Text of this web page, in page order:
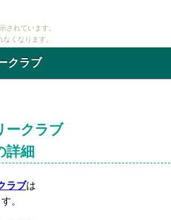
されています。
くなります。
クラブ
ークラブ
詳細
ラブは
。